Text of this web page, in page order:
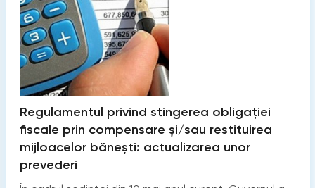
Regulamentul privind stingerea obligației
fiscale prin compensare și/sau restituirea
mijloacelor bănești: actualizarea unor
prevederi